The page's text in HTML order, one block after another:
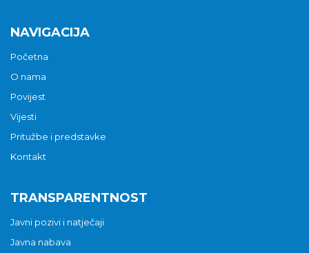
NAVIGACIJA
Početna
O nama
Povijest
Vijesti
Pritužbe i predstavke
Kontakt
TRANSPARENTNOST
Javni pozivi i natječaji
Javna nabava